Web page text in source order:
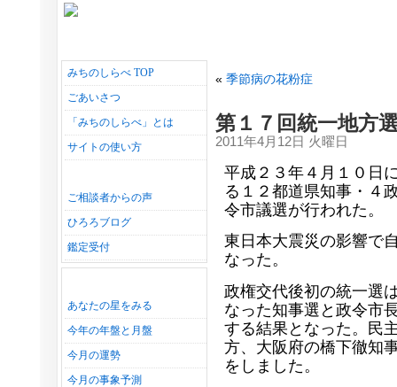
みちのしらべ TOP
ごあいさつ
「みちのしらべ」とは
サイトの使い方
ご相談者からの声
ひろろブログ
鑑定受付
あなたの星をみる
今年の年盤と月盤
今月の運勢
今月の事象予測
« 季節病の花粉症
第１７回統一地方
2011年4月12日 火曜日
平成２３年４月１０日
る１２都道県知事・４
令市議選が行われた。
東日本大震災の影響で
なった。
政権交代後初の統一選
なった知事選と政令市
する結果となった。民
方、大阪府の橋下徹知
をしました。